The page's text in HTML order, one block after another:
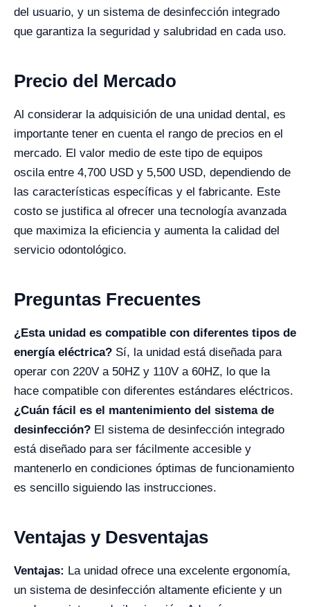
del usuario, y un sistema de desinfección integrado
que garantiza la seguridad y salubridad en cada uso.
Precio del Mercado
Al considerar la adquisición de una unidad dental, es
importante tener en cuenta el rango de precios en el
mercado. El valor medio de este tipo de equipos
oscila entre 4,700 USD y 5,500 USD, dependiendo de
las características específicas y el fabricante. Este
costo se justifica al ofrecer una tecnología avanzada
que maximiza la eficiencia y aumenta la calidad del
servicio odontológico.
Preguntas Frecuentes
¿Esta unidad es compatible con diferentes tipos de
energía eléctrica? Sí, la unidad está diseñada para
operar con 220V a 50HZ y 110V a 60HZ, lo que la
hace compatible con diferentes estándares eléctricos.
¿Cuán fácil es el mantenimiento del sistema de
desinfección? El sistema de desinfección integrado
está diseñado para ser fácilmente accesible y
mantenerlo en condiciones óptimas de funcionamiento
es sencillo siguiendo las instrucciones.
Ventajas y Desventajas
Ventajas: La unidad ofrece una excelente ergonomía,
un sistema de desinfección altamente eficiente y un